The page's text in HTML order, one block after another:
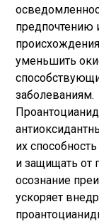
предпочтению
уменьшить
заболеваниям.
их
и защищать от
осознание
ускоряет